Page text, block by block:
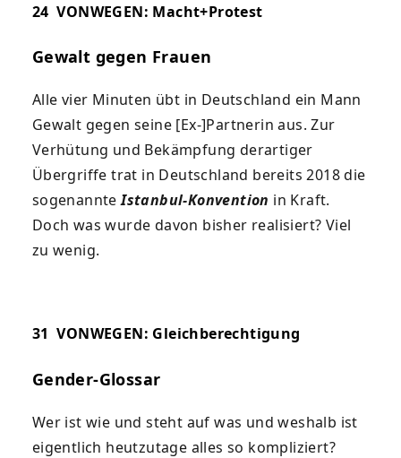
24 VONWEGEN: Macht+Protest
Gewalt gegen Frauen
Alle vier Minuten übt in Deutschland ein Mann
Gewalt gegen seine [Ex-]Partnerin aus. Zur
Verhütung und Bekämpfung derartiger
Übergriffe trat in Deutschland bereits 2018 die
sogenannteIstanbul-Konvention in Kraft.
Doch was wurde davon bisher realisiert? Viel
zu wenig.
31 VONWEGEN: Gleichberechtigung
Gender-Glossar
Wer ist wie und steht auf was und weshalb ist
eigentlich heutzutage alles so kompliziert?